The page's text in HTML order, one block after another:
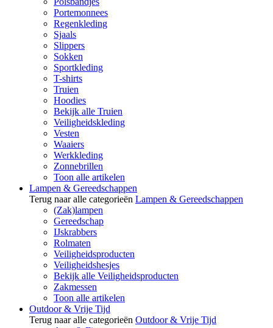
Portemonnees
Regenkleding
Sjaals
Slippers
Sokken
Sportkleding
T-shirts
Truien
Hoodies
Bekijk alle Truien
Veiligheidskleding
Vesten
Waaiers
Werkkleding
Zonnebrillen
Toon alle artikelen
Lampen & Gereedschappen
Terug naar alle categorieën Lampen & Gereedschappen
(Zak)lampen
Gereedschap
IJskrabbers
Rolmaten
Veiligheidsproducten
Veiligheidshesjes
Bekijk alle Veiligheidsproducten
Zakmessen
Toon alle artikelen
Outdoor & Vrije Tijd
Terug naar alle categorieën Outdoor & Vrije Tijd